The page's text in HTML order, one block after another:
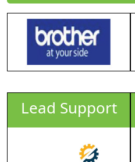
Logistic Partner